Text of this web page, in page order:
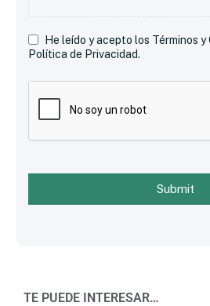
He leído y acepto los Términos y
Política de Privacidad.
Submit
TE PUEDE INTERESAR…